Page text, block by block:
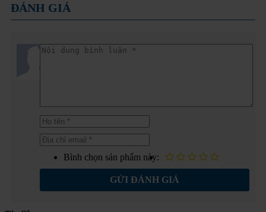
ĐÁNH GIÁ
Bình chọn sản phẩm này:
GỬI ĐÁNH GIÁ